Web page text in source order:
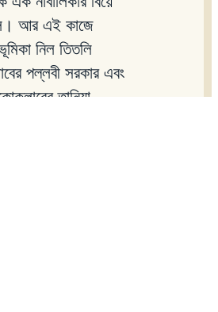
আর এই কাজে
নিল তিতলি
পল্লবী সরকার এবং
তানিয়া